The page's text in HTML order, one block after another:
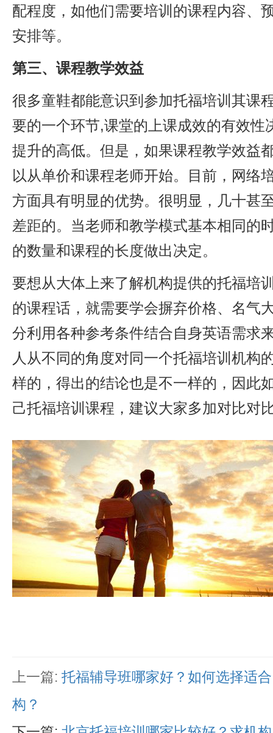
配程度，如他们需要培训的课程内容、
安排等。
第三、课程教学效益
很多童鞋都能意识到参加托福培训其课
要的一个环节,课堂的上课成效的有效性
提升的高低。但是，如果课程教学效益
以从单价和课程老师开始。目前，网络
方面具有明显的优势。很明显，几十甚
差距的。当老师和教学模式基本相同的
的数量和课程的长度做出决定。
要想从大体上来了解机构提供的托福培
的课程话，就需要学会摒弃价格、名气
分利用各种参考条件结合自身英语需求
人从不同的角度对同一个托福培训机构
样的，得出的结论也是不一样的，因此
己托福培训课程，建议大家多加对比对
上一篇: 托福辅导班哪家好？如何选择适
构？